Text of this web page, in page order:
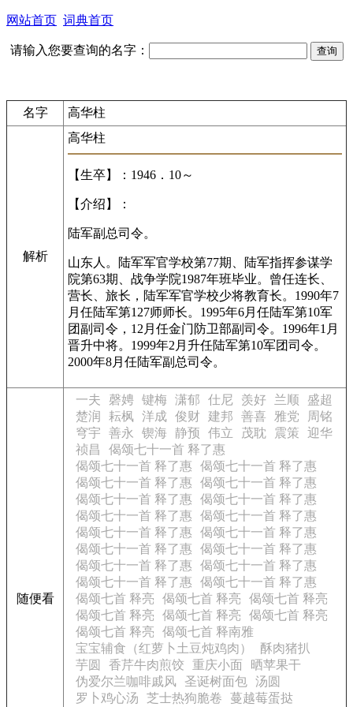
网站首页 词典首页
请输入您要查询的名字：
名字 高华柱
解析
高华柱
【生卒】：1946．10～
【介绍】：
陆军副总司令。
山东人。陆军军官学校第77期、陆军指挥参谋学
院第63期、战争学院1987年班毕业。曾任连长、
营长、旅长，陆军军官学校少将教育长。1990年7
月任陆军第127师师长。1995年6月任陆军第10军
团副司令，12月任金门防卫部副司令。1996年1月
晋升中将。1999年2月升任陆军第10军团司令。
2000年8月任陆军副总司令。
随便看
一夫 磬娉 键梅 潇郁 仕尼 羡好 兰顺
盛超
楚润
耘枫 洋成 俊财 建邦 善喜 雅党
周铭
穹宇
善永 锲海 静预 伟立 茂耽 震策
迎华
祯昌
偈颂七十一首 释了惠
偈颂七十一首 释了惠
偈颂七十一首 释了惠
偈颂七十一首 释了惠
偈颂七十一首 释了惠
偈颂七十一首 释了惠
偈颂七十一首 释了惠
偈颂七十一首 释了惠
偈颂七十一首 释了惠
偈颂七十一首 释了惠
偈颂七十一首 释了惠
偈颂七十一首 释了惠
偈颂七十一首 释了惠
偈颂七十一首 释了惠
偈颂七十一首 释了惠
偈颂七十一首 释了惠
偈颂七十一首 释了惠
偈颂七首 释亮
偈颂七首 释亮
偈颂七首 释亮
偈颂七首 释亮
偈颂七首 释亮
偈颂七首 释亮
偈颂七首 释亮
偈颂七首 释南雅
宝宝辅食（红萝卜土豆炖鸡肉）
酥肉猪扒
芋圆
香芹牛肉煎饺 重庆小面
晒苹果干
伪爱尔兰咖啡戚风
圣诞树面包 汤圆
罗卜鸡心汤
芝士热狗脆卷 蔓越莓蛋挞